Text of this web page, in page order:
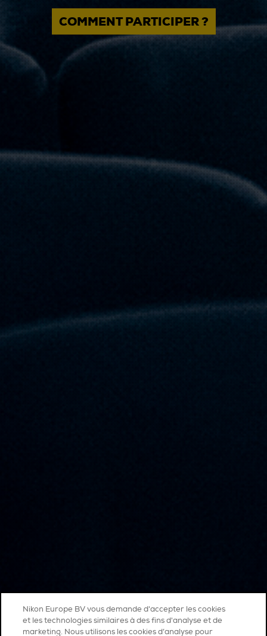
COMMENT PARTICIPER ?
Nikon Europe BV vous demande d'accepter les cookies
et les technologies similaires à des fins d'analyse et de
marketing. Nous utilisons les cookies d’analyse pour